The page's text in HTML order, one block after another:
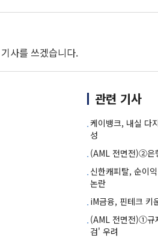
사를 쓰겠습니다.
관련 기사
케이뱅크, 내실 다
성
(AML 전면전)②은
신한캐피탈, 순이
논란
iM금융, 핀테크
(AML 전면전)①규
검' 우려